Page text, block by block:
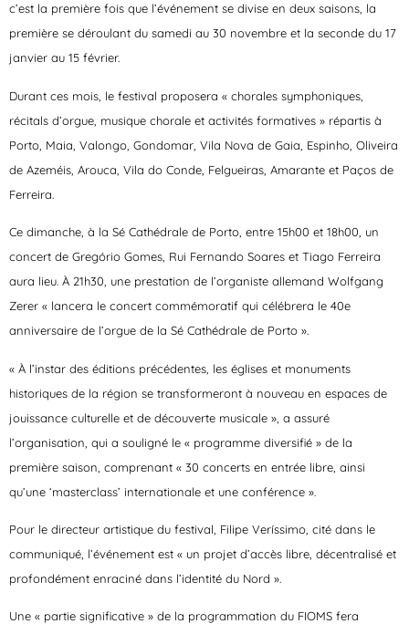
c’est la première fois que l’événement se divise en deux saisons, la
première se déroulant du samedi au 30 novembre et la seconde du 17
janvier au 15 février.
Durant ces mois, le festival proposera « chorales symphoniques,
récitals d’orgue, musique chorale et activités formatives » répartis à
Porto, Maia, Valongo, Gondomar, Vila Nova de Gaia, Espinho, Oliveira
de Azeméis, Arouca, Vila do Conde, Felgueiras, Amarante et Paços de
Ferreira.
Ce dimanche, à la Sé Cathédrale de Porto, entre 15h00 et 18h00, un
concert de Gregório Gomes, Rui Fernando Soares et Tiago Ferreira
aura lieu. À 21h30, une prestation de l’organiste allemand Wolfgang
Zerer « lancera le concert commémoratif qui célébrera le 40e
anniversaire de l’orgue de la Sé Cathédrale de Porto ».
« À l’instar des éditions précédentes, les églises et monuments
historiques de la région se transformeront à nouveau en espaces de
jouissance culturelle et de découverte musicale », a assuré
l’organisation, qui a souligné le « programme diversifié » de la
première saison, comprenant « 30 concerts en entrée libre, ainsi
qu’une ‘masterclass’ internationale et une conférence ».
Pour le directeur artistique du festival, Filipe Veríssimo, cité dans le
communiqué, l’événement est « un projet d’accès libre, décentralisé et
profondément enraciné dans l’identité du Nord ».
Une « partie significative » de la programmation du FIOMS fera